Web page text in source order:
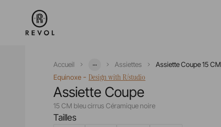
Accueil ... Assiettes
Assiette Coupe 15 CM
Equinoxe -Design with R/studio
Assiette Coupe
15 CM bleu cirrus Céramique noire
Tailles